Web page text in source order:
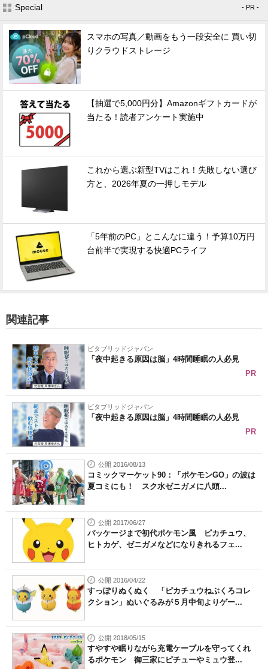
Special - PR -
スマホの写真／動画をもう一段安全に 買い切
りクラウドストレージ
【抽選で5,000円分】Amazonギフトカードが
当たる！読者アンケート実施中
これから選ぶ新型TVはこれ！失敗しない選び
方と、2026年夏の一押しモデル
「5年前のPC」とこんなに違う！予算10万円
台前半で実現する快適PCライフ
関連記事
ビタブリッドジャパン
「夜中起きる原因は脳」4時間睡眠の人必見
PR
ビタブリッドジャパン
「夜中起きる原因は脳」4時間睡眠の人必見
PR
公開 2016/08/13
コミックマーケット90：「ポケモンGO」の波は
夏コミにも！ スク水ゼニガメに八頭...
公開 2017/06/27
パッケージまで初代ポケモン風 ピカチュウ、
ヒトカゲ、ゼニガメなどになりきれるフェ...
公開 2016/04/22
すっぽりぬくぬく 「ピカチュウねぶくろコレ
クション」ぬいぐるみが５月中旬よりゲー...
公開 2018/05/15
すやすや眠りながら充電ケーブルを守ってくれ
るポケモン 御三家にピチューやミュウ登...